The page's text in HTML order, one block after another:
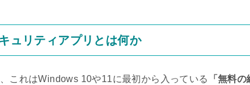
ュリティアプリとは何か
これはWindows 10や11に最初から入っている 「無料